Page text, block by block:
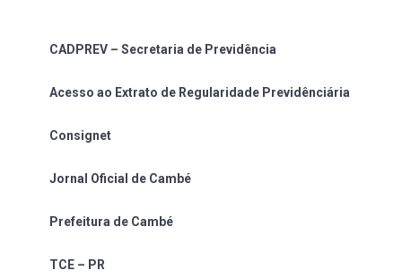
CADPREV – Secretaria de Previdência
Acesso ao Extrato de Regularidade Previdênciária
Consignet
Jornal Oficial de Cambé
Prefeitura de Cambé
TCE – PR